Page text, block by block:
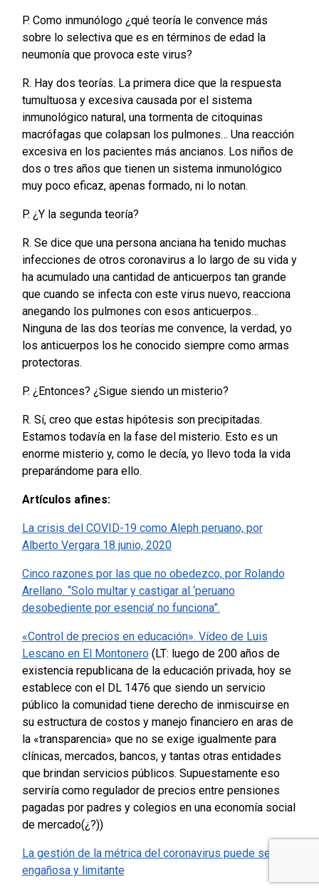
P. Como inmunólogo ¿qué teoría le convence más
sobre lo selectiva que es en términos de edad la
neumonía que provoca este virus?
R. Hay dos teorías. La primera dice que la respuesta
tumultuosa y excesiva causada por el sistema
inmunológico natural, una tormenta de citoquinas
macrófagas que colapsan los pulmones… Una reacción
excesiva en los pacientes más ancianos. Los niños de
dos o tres años que tienen un sistema inmunológico
muy poco eficaz, apenas formado, ni lo notan.
P. ¿Y la segunda teoría?
R. Se dice que una persona anciana ha tenido muchas
infecciones de otros coronavirus a lo largo de su vida y
ha acumulado una cantidad de anticuerpos tan grande
que cuando se infecta con este virus nuevo, reacciona
anegando los pulmones con esos anticuerpos…
Ninguna de las dos teorías me convence, la verdad, yo
los anticuerpos los he conocido siempre como armas
protectoras.
P. ¿Entonces? ¿Sigue siendo un misterio?
R. Sí, creo que estas hipótesis son precipitadas.
Estamos todavía en la fase del misterio. Esto es un
enorme misterio y, como le decía, yo llevo toda la vida
preparándome para ello.
Artículos afines:
La crisis del COVID-19 como Aleph peruano, por
Alberto Vergara 18 junio, 2020
Cinco razones por las que no obedezco, por Rolando
Arellano. “Solo multar y castigar al ‘peruano
desobediente por esencia’ no funciona”.
«Control de precios en educación». Vídeo de Luis
Lescano en El Montonero(LT: luego de 200 años de
existencia republicana de la educación privada, hoy se
establece con el DL 1476 que siendo un servicio
público la comunidad tiene derecho de inmiscuirse en
su estructura de costos y manejo financiero en aras de
la «transparencia» que no se exige igualmente para
clínicas, mercados, bancos, y tantas otras entidades
que brindan servicios públicos. Supuestamente eso
serviría como regulador de precios entre pensiones
pagadas por padres y colegios en una economía social
de mercado(¿?))
La gestión de la métrica del coronavirus puede ser
engañosa y limitante